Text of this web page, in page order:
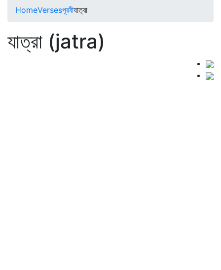
HomeVersesপূরবীযাত্রা
যাত্রা (jatra)